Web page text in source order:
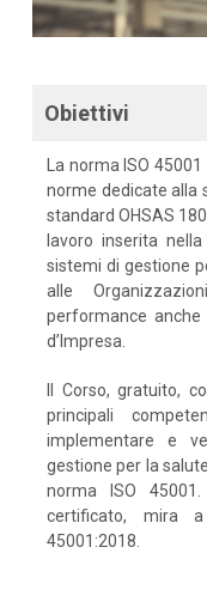
Obiettivi
La norma ISO
norme dedicate alla
standard OHSAS
lavoro inserita
sistemi di gestione
alle
performance anche
d’Impresa.
Il Corso, gratuito,
principali
implementare e
gestione per la
norma ISO
certificato, mira
45001:2018.